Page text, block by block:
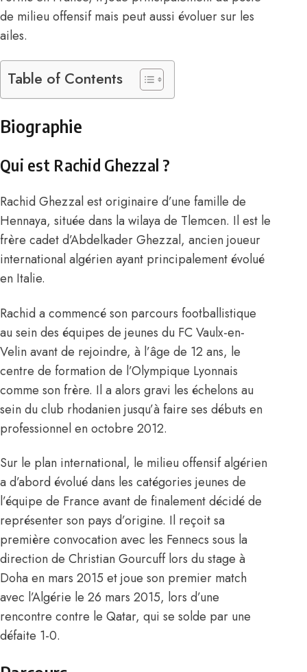
de milieu offensif mais peut aussi évoluer sur les
ailes.
Table of Contents
Biographie
Qui est Rachid Ghezzal ?
Rachid Ghezzal est originaire d’une famille de
Hennaya, située dans la wilaya de Tlemcen. Il est le
frère cadet d’Abdelkader Ghezzal, ancien joueur
international algérien ayant principalement évolué
en Italie.
Rachid a commencé son parcours footballistique
au sein des équipes de jeunes du FC Vaulx-en-
Velin avant de rejoindre, à l’âge de 12 ans, le
centre de formation de l’Olympique Lyonnais
comme son frère. Il a alors gravi les échelons au
sein du club rhodanien jusqu’à faire ses débuts en
professionnel en octobre 2012.
Sur le plan international, le milieu offensif algérien
a d’abord évolué dans les catégories jeunes de
l’équipe de France avant de finalement décidé de
représenter son pays d’origine. Il reçoit sa
première convocation avec les Fennecs sous la
direction de Christian Gourcuff lors du stage à
Doha en mars 2015 et joue son premier match
avec l’Algérie le 26 mars 2015, lors d’une
rencontre contre le Qatar, qui se solde par une
défaite 1-0.